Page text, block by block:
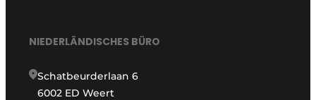
NIEDERLÄNDISCHES BÜRO
Schatbeurderlaan 6
6002 ED Weert